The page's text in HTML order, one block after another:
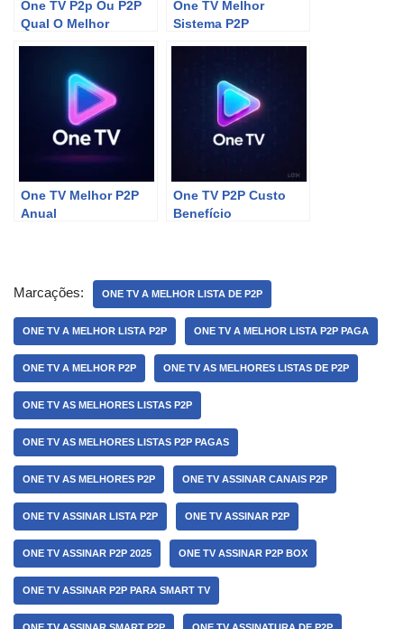
One TV P2p Ou P2P
Qual O Melhor
One TV Melhor
Sistema P2P
One TV Melhor P2P
Anual
One TV P2P Custo
Benefício
Marcações: ONE TV A MELHOR LISTA DE P2P
ONE TV A MELHOR LISTA P2P ONE TV A MELHOR LISTA P2P PAGA
ONE TV A MELHOR P2P ONE TV AS MELHORES LISTAS DE P2P
ONE TV AS MELHORES LISTAS P2P
ONE TV AS MELHORES LISTAS P2P PAGAS
ONE TV AS MELHORES P2P ONE TV ASSINAR CANAIS P2P
ONE TV ASSINAR LISTA P2P ONE TV ASSINAR P2P
ONE TV ASSINAR P2P 2025 ONE TV ASSINAR P2P BOX
ONE TV ASSINAR P2P PARA SMART TV